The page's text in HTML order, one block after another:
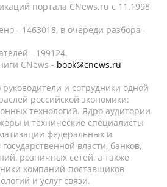
портала CNews.ru c 11.1998
- 1463018, в очереди разбора -
- 199124.
CNews - book@cnews.ru
и сотрудники одной
российской экономики:
технологий. Ядро аудитории
и технические специалисты
федеральных и
власти, банков,
розничных сетей, а также
компаний-поставщиков
и услуг связи.